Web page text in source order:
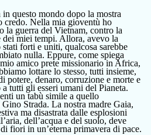
questo mondo dopo la mostra
credo. Nella mia gioventù ho
la guerra del Vietnam, contro la
dei miei tempi. Allora, avevo la
forti e uniti, qualcosa sarebbe
nulla. Eppure, come spiega
amico prete missionario in Africa,
lottare lo stesso, tutti insieme,
potere, denaro, corruzione e morte e
tutti gli esseri umani del Pianeta.
un tabù simile a quello
Strada. La nostra madre Gaia,
ma disastrata dalle esplosioni
dell’acqua e del suolo, deve
fiori in un’eterna primavera di pace.